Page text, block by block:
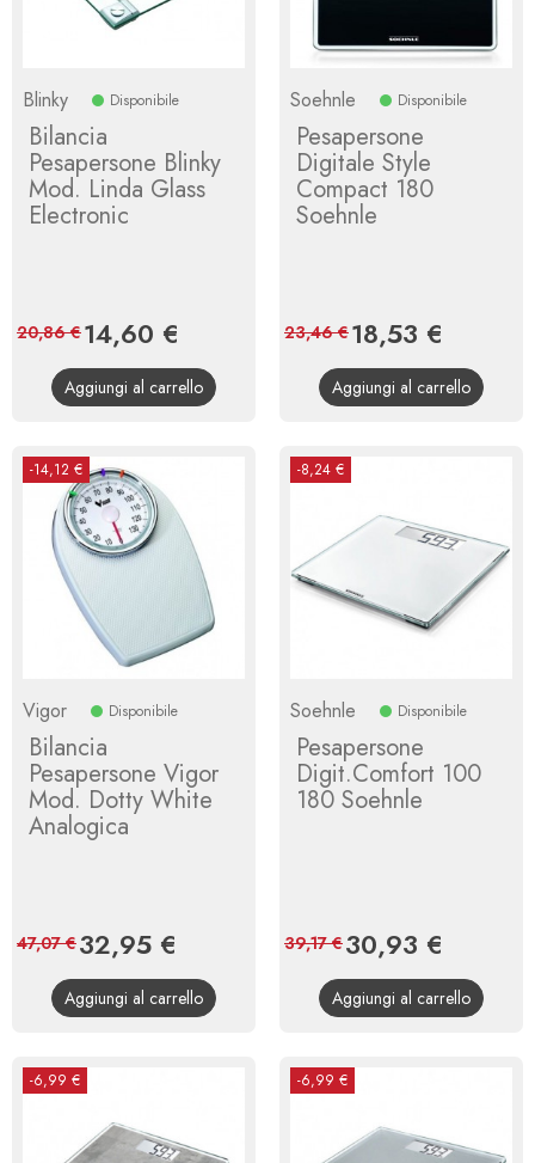
Blinky Disponibile
Bilancia
Pesapersone Blinky
Mod. Linda Glass
Electronic
Prezzo
14,60 €
base
20,86 €
Aggiungi al carrello
Soehnle Disponibile
Pesapersone
Digitale Style
Compact 180
Soehnle
Prezzo
18,53 €
base
23,46 €
Aggiungi al carrello
-14,12 €
Vigor Disponibile
Bilancia
Pesapersone Vigor
Mod. Dotty White
Analogica
Prezzo
32,95 €
base
47,07 €
Aggiungi al carrello
-8,24 €
Soehnle Disponibile
Pesapersone
Digit.Comfort 100
180 Soehnle
Prezzo
30,93 €
base
39,17 €
Aggiungi al carrello
-6,99 € -6,99 €